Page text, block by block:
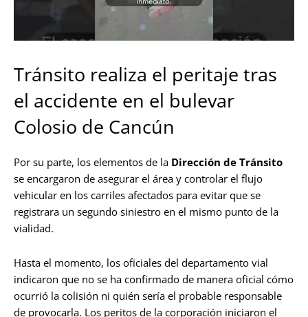
Tránsito realiza el peritaje tras
el accidente en el bulevar
Colosio de Cancún
Por su parte, los elementos de la Dirección de Tránsito
se encargaron de asegurar el área y controlar el flujo
vehicular en los carriles afectados para evitar que se
registrara un segundo siniestro en el mismo punto de la
vialidad.
Hasta el momento, los oficiales del departamento vial
indicaron que no se ha confirmado de manera oficial cómo
ocurrió la colisión ni quién sería el probable responsable
de provocarla. Los peritos de la corporación iniciaron el